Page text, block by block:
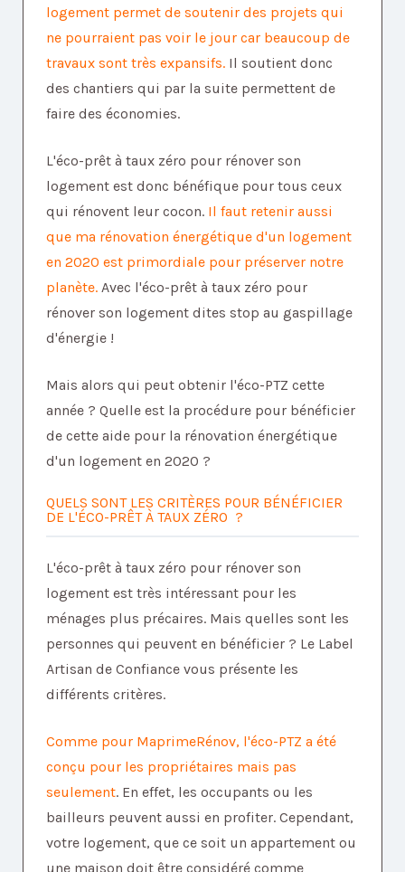
logement permet de soutenir des projets qui
ne pourraient pas voir le jour car beaucoup de
travaux sont très expansifs. Il soutient donc
des chantiers qui par la suite permettent de
faire des économies.
L'éco-prêt à taux zéro pour rénover son
logement est donc bénéfique pour tous ceux
qui rénovent leur cocon. Il faut retenir aussi
que ma rénovation énergétique d'un logement
en 2020 est primordiale pour préserver notre
planète. Avec l'éco-prêt à taux zéro pour
rénover son logement dites stop au gaspillage
d'énergie !
Mais alors qui peut obtenir l'éco-PTZ cette
année ? Quelle est la procédure pour bénéficier
de cette aide pour la rénovation énergétique
d'un logement en 2020 ?
QUELS SONT LES CRITÈRES POUR BÉNÉFICIER
DE L'ÉCO-PRÊT À TAUX ZÉRO ?
L'éco-prêt à taux zéro pour rénover son
logement est très intéressant pour les
ménages plus précaires. Mais quelles sont les
personnes qui peuvent en bénéficier ? Le Label
Artisan de Confiance vous présente les
différents critères.
Comme pour MaprimeRénov, l'éco-PTZ a été
conçu pour les propriétaires mais pas
seulement. En effet, les occupants ou les
bailleurs peuvent aussi en profiter. Cependant,
votre logement, que ce soit un appartement ou
une maison doit être considéré comme